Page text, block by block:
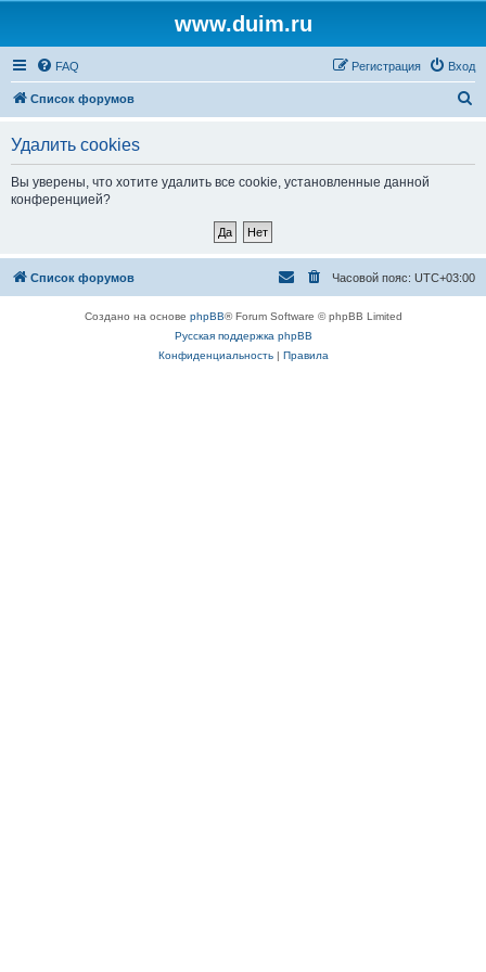
www.duim.ru
FAQ Вход
Регистрация
Список форумов
Удалить cookies
Вы уверены, что хотите удалить все cookie, установленные данной
конференцией?
Список форумов Часовой пояс: UTC+03:00
Создано на основе phpBB® Forum Software © phpBB Limited
Русская поддержка phpBB
Конфиденциальность| Правила